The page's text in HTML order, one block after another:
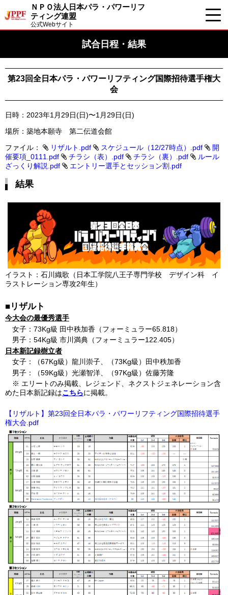
ＮＰＯ法人日本パラ・パワーリフ
ティング連盟
公式Webサイト
試合日程・結果
第23回全日本パラ・パワーリフティング国際招待選手権大
会
日時：2023年1月29日(日)〜1月29日(日)
場所：築地本願寺 第二伝道会館
ファイル：
リザルト.pdf スケジュール（12/27時点）.pdf
開
催要項_0111.pdf
チラシ（表）.pdf チラシ（裏）.pdf
ルール
ざっくり解説.pdf
エントリー選手とセッション割.pdf
結果
イラスト：石川織歌（日本工学院八王子専門学校 デザイン科 イ
ラストレーション専攻2年生）
■リザルト
今大会の最優秀選手
女子：73Kg級 田中秩加香（フォーミュラー65.818）
男子：54Kg級 市川満典（フォーミュラー122.405）
日本新記録樹立者
女子：（67Kg級）龍川崇子、（73Kg級）田中秩加香
男子：（59Kg級）光瀬智洋、（97Kg級）佐藤芳隆
※ エリートのみ掲載、レジェンド、ネクストジェネレーション含
めた日本新記録はこちらに掲載。
【リザルト】第23回全日本パラ・パワーリフティング国際招待選手
権大会.pdf